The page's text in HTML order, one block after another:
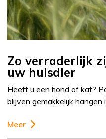
Zo verraderlijk
uw huisdier
Heeft u een hond of kat?
blijven gemakkelijk hangen
Meer